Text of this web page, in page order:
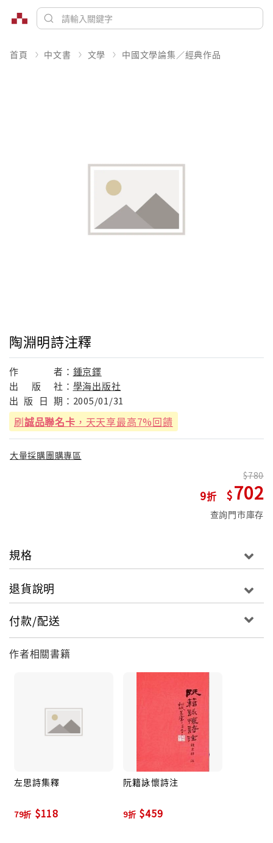
首頁 中文書 文學 中國文學論集／經典作品
陶淵明詩注釋
作 者： 鍾京鐸
出
版 社： 學海出版社
出 版 日 期： 2005/01/31
刷誠品聯名卡 ，天天享最高7%回饋
大量採購團購專區
9
780
702
查詢門市庫存
規格
退貨說明
付款/配送
作者相關書籍
左思詩集釋
79折 $118
阮籍詠懷詩注
9折 $459